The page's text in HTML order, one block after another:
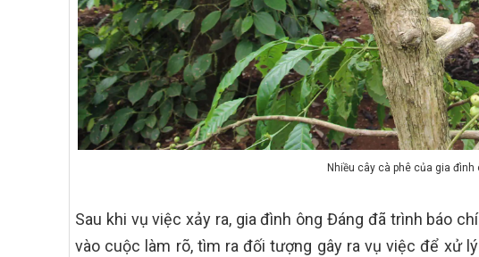
Nhiều cây cà phê của gia
Sau khi vụ việc xảy ra, gia đình ông Đáng đã trình báo
vào cuộc làm rõ, tìm ra đối tượng gây ra vụ việc để xử